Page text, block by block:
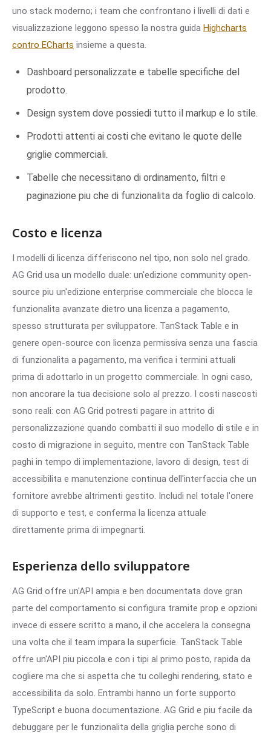
uno stack moderno; i team che confrontano i livelli di dati e
visualizzazione leggono spesso la nostra guida Highcharts
contro ECharts insieme a questa.
Dashboard personalizzate e tabelle specifiche del
prodotto.
Design system dove possiedi tutto il markup e lo stile.
Prodotti attenti ai costi che evitano le quote delle
griglie commerciali.
Tabelle che necessitano di ordinamento, filtri e
paginazione piu che di funzionalita da foglio di calcolo.
Costo e licenza
I modelli di licenza differiscono nel tipo, non solo nel grado.
AG Grid usa un modello duale: un'edizione community open-
source piu un'edizione enterprise commerciale che blocca le
funzionalita avanzate dietro una licenza a pagamento,
spesso strutturata per sviluppatore. TanStack Table e in
genere open-source con licenza permissiva senza una fascia
di funzionalita a pagamento, ma verifica i termini attuali
prima di adottarlo in un progetto commerciale. In ogni caso,
non ancorare la tua decisione solo al prezzo. I costi nascosti
sono reali: con AG Grid potresti pagare in attrito di
personalizzazione quando combatti il suo modello di stile e in
costo di migrazione in seguito, mentre con TanStack Table
paghi in tempo di implementazione, lavoro di design, test di
accessibilita e manutenzione continua dell'interfaccia che un
fornitore avrebbe altrimenti gestito. Includi nel totale l'onere
di supporto e test, e conferma la licenza attuale
direttamente prima di impegnarti.
Esperienza dello sviluppatore
AG Grid offre un'API ampia e ben documentata dove gran
parte del comportamento si configura tramite prop e opzioni
invece di essere scritto a mano, il che accelera la consegna
una volta che il team impara la superficie. TanStack Table
offre un'API piu piccola e con i tipi al primo posto, rapida da
cogliere ma che si aspetta che tu colleghi rendering, stato e
accessibilita da solo. Entrambi hanno un forte supporto
TypeScript e buona documentazione. AG Grid e piu facile da
debuggare per le funzionalita della griglia perche sono di